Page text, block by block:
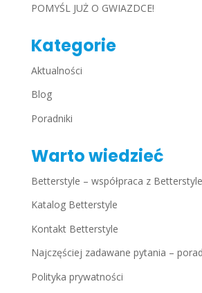
POMYŚL JUŻ O GWIAZDCE!
Kategorie
Aktualności
Blog
Poradniki
Warto wiedzieć
Betterstyle – współpraca z Betterstyle
Katalog Betterstyle
Kontakt Betterstyle
Najczęściej zadawane pytania –
Polityka prywatności